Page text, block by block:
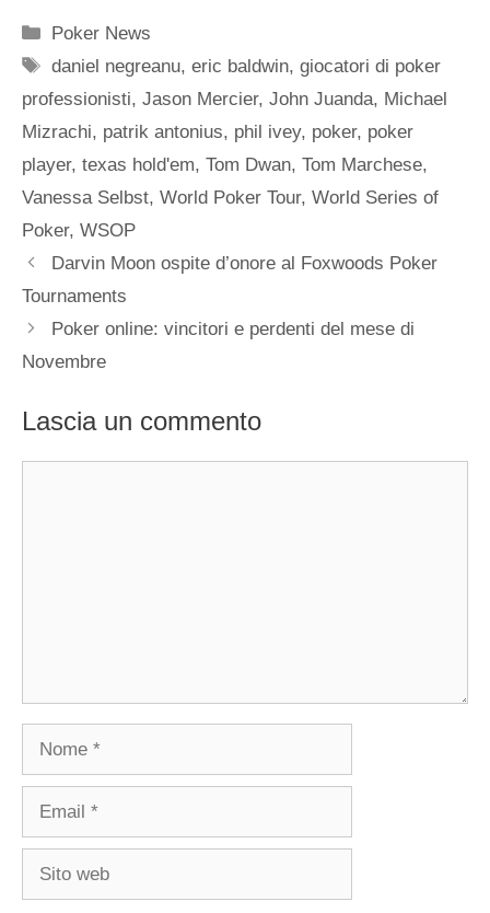
Categorie
Poker News
Tag
daniel negreanu,eric baldwin,giocatori di poker
professionisti, Jason Mercier, John Juanda, Michael
Mizrachi, patrik antonius, phil ivey, poker, poker
player, texas hold'em, Tom Dwan, Tom Marchese,
Vanessa Selbst, World Poker Tour, World Series of
Poker, WSOP
Darvin Moon ospite d’onore al Foxwoods Poker
Tournaments
Poker online: vincitori e perdenti del mese di
Novembre
Lascia un commento
Nome
Email
Sito